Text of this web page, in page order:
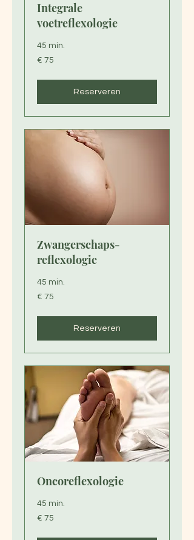
Integrale
voetreflexologie
45 min.
75
euro
€ 75
Reserveren
Zwangerschaps-
reflexologie
45 min.
75
euro
€ 75
Reserveren
Oncoreflexologie
45 min.
75
euro
€ 75